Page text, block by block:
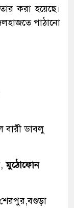
করা হয়েছে।
পাঠানো
বারী ডাবলু
মুঠোফোন